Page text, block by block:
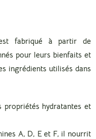
fabriqué à partir de
pour leurs bienfaits et
ingrédients utilisés dans
propriétés hydratantes et
A, D, E et F, il nourrit